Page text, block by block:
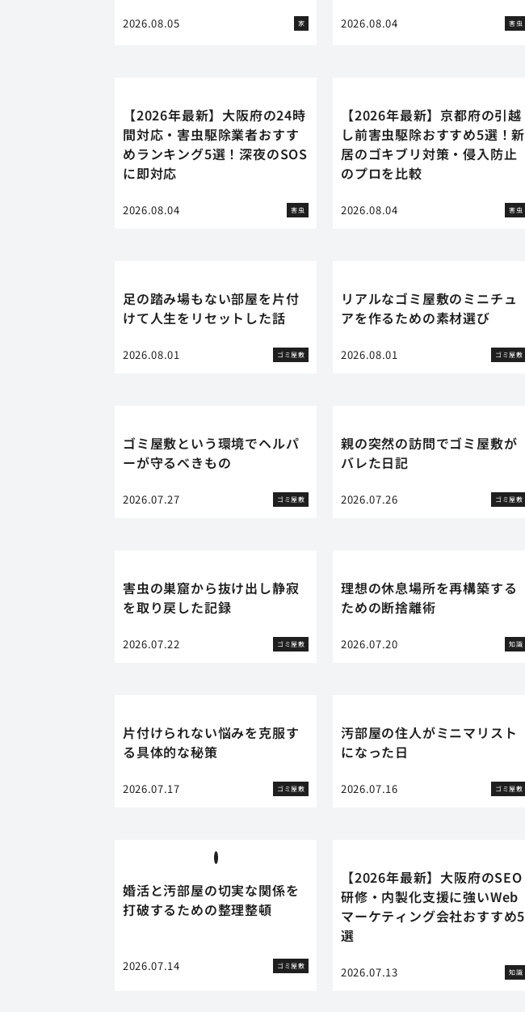
2026.08.05 家 2026.08.04 害虫
【2026年最新】大阪府の24時
間対応・害虫駆除業者おすす
めランキング5選！深夜のSOS
に即対応
2026.08.04 害虫
【2026年最新】京都府の引越
し前害虫駆除おすすめ5選！新
居のゴキブリ対策・侵入防止
のプロを比較
2026.08.04 害虫
足の踏み場もない部屋を片付
けて人生をリセットした話
2026.08.01 ゴミ屋敷
リアルなゴミ屋敷のミニチュ
アを作るための素材選び
2026.08.01 ゴミ屋敷
ゴミ屋敷という環境でヘルパ
ーが守るべきもの
2026.07.27 ゴミ屋敷
親の突然の訪問でゴミ屋敷が
バレた日記
2026.07.26 ゴミ屋敷
害虫の巣窟から抜け出し静寂
を取り戻した記録
2026.07.22 ゴミ屋敷
理想の休息場所を再構築する
ための断捨離術
2026.07.20 知識
片付けられない悩みを克服す
る具体的な秘策
2026.07.17 ゴミ屋敷
汚部屋の住人がミニマリスト
になった日
2026.07.16 ゴミ屋敷
婚活と汚部屋の切実な関係を
打破するための整理整頓
2026.07.14 ゴミ屋敷
【2026年最新】大阪府のSEO
研修・内製化支援に強いWeb
マーケティング会社おすすめ5
選
2026.07.13 知識